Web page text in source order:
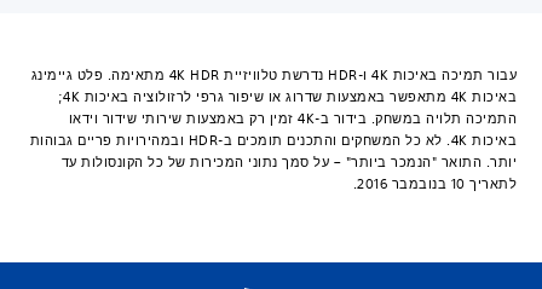
עבור תמיכה באיכות 4K ו-HDR נדרשת טלוויזיית 4K HDR מתאימה. פלט גיימינג
באיכות 4K מתאפשר באמצעות שדרוג או שיפור גרפי לרזולוציה באיכות 4K;
התמיכה תלויה במשחק. בידור ב-4K זמין רק באמצעות שירותי שידור וידאו
באיכות 4K. לא כל המשחקים והתכנים תומכים ב-HDR ובמהירויות פריים גבוהות
יותר. התואר "הנמכר ביותר" – על סמך נתוני המכירות של כל הקונסולות עד
לתאריך 10 בנובמבר 2016.